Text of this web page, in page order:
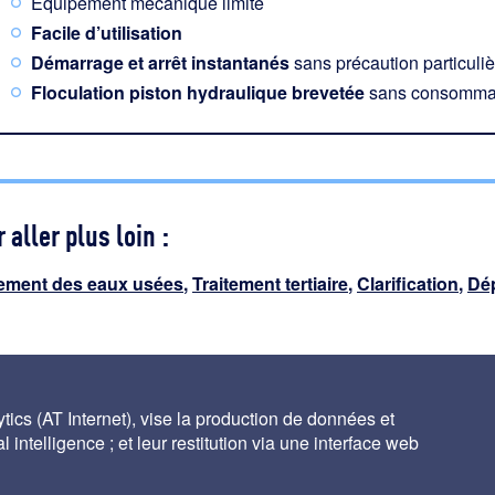
Facile d’utilisation
Démarrage et arrêt instantanéssans précaution
Floculation piston hydraulique brevetéesans
aller plus loin :
des eaux usées,Traitement tertiaire,Clarification,
(AT Internet), vise la production de données et
intelligence ; et leur restitution via une interface web